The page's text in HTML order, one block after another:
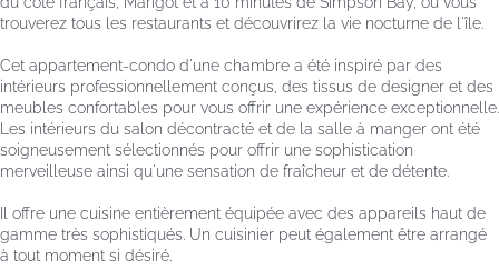
trouverez tous les restaurants et découvrirez la vie nocturne de l'île.
Cet appartement-condo d'une chambre a été inspiré par des
intérieurs professionnellement conçus, des tissus de designer et des
meubles confortables pour vous offrir une expérience exceptionnelle.
Les intérieurs du salon décontracté et de la salle à manger ont été
soigneusement sélectionnés pour offrir une sophistication
merveilleuse ainsi qu'une sensation de fraîcheur et de détente.
Il offre une cuisine entièrement équipée avec des appareils haut de
gamme très sophistiqués. Un cuisinier peut également être arrangé
à tout moment si désiré.